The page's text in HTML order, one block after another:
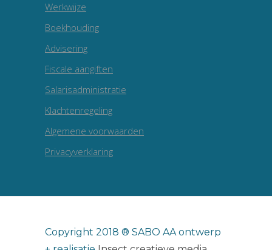
Werkwijze
Boekhouding
Advisering
Fiscale aangiften
Salarisadministratie
Klachtenregeling
Algemene voorwaarden
Privacyverklaring
Copyright 2018 ® SABO AA ontwerp